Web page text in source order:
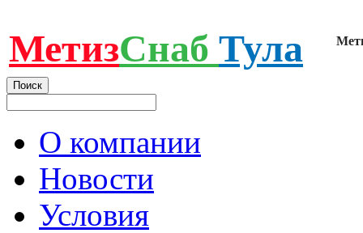
МетизСнаб Тула
О компании
Новости
Условия